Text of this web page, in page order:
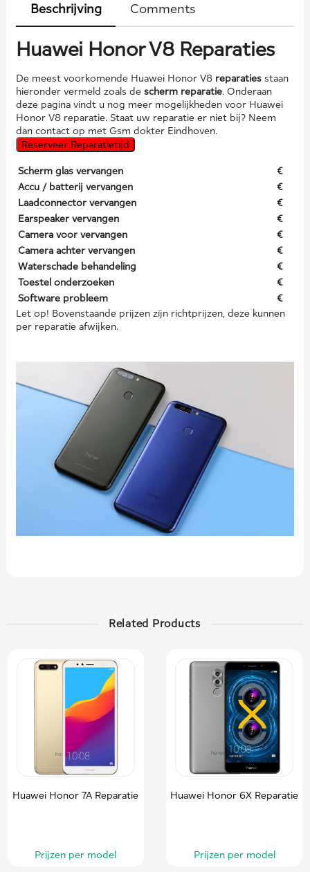
Beschrijving Comments
Huawei Honor V8 Reparaties
De meest voorkomende Huawei Honor V8 reparatiesstaan
hieronder vermeld zoals de scherm reparatie. Onderaan
deze pagina vindt u nog meer mogelijkheden voor Huawei
Honor V8 reparatie. Staat uw reparatie er niet bij? Neem
dan contact op met Gsm dokter Eindhoven.
Reserveer Reparatietijd
Scherm glas vervangen
€
Accu / batterij vervangen
€
Laadconnector vervangen
€
Earspeaker vervangen
€
Camera voor vervangen
€
Camera achter vervangen
€
Waterschade behandeling
€
Toestel onderzoeken
€
Software probleem
€
Let op! Bovenstaande prijzen zijn richtprijzen, deze kunnen
per reparatie afwijken.
Related Products
Huawei Honor 7A Reparatie
Prijzen per model
Huawei Honor 6X Reparatie
Prijzen per model